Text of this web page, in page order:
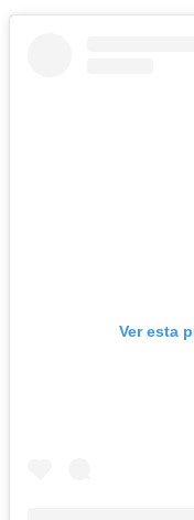
Ver esta